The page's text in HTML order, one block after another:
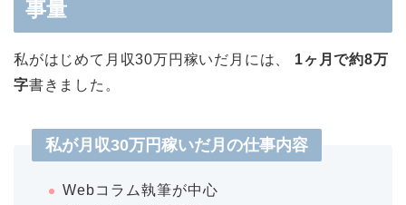
事量
私がはじめて月収30万円稼いだ月には、
1ヶ月で約8万
字書きました。
私が月収30万円稼いだ月の仕事内容
Webコラム執筆が中心